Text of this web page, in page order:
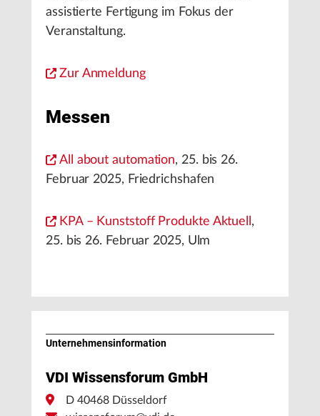
assistierte Fertigung im Fokus der
Veranstaltung.
Zur Anmeldung
Messen
All about automation, 25. bis 26.
Februar 2025, Friedrichshafen
KPA – Kunststoff Produkte Aktuell ,
25. bis 26. Februar 2025, Ulm
Unternehmens­information
VDI Wissensforum GmbH
D 40468 Düsseldorf